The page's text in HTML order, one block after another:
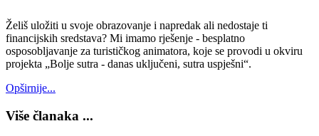
Želiš uložiti u svoje obrazovanje i napredak ali nedostaje ti
financijskih sredstava? Mi imamo rješenje - besplatno
osposobljavanje za turističkog animatora, koje se provodi u okviru
projekta „Bolje sutra - danas uključeni, sutra uspješni“.
Opširnije...
Više članaka ...